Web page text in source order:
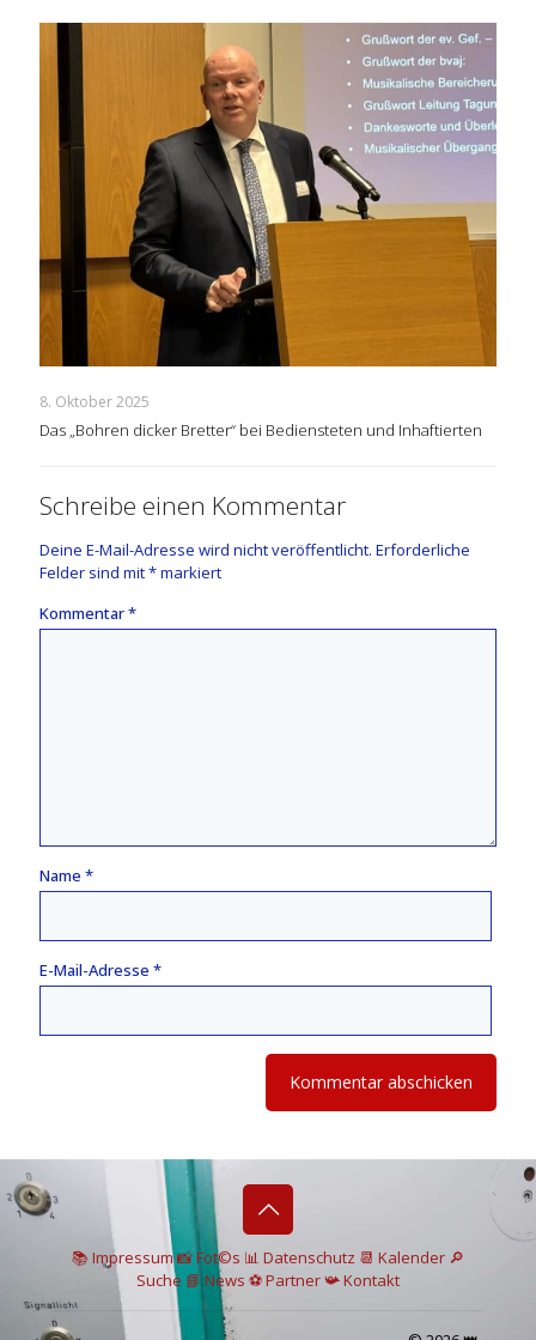
8. Oktober 2025
Das „Bohren dicker Bretter“ bei Bediensteten und Inhaftierten
Schreibe einen Kommentar
Deine E-Mail-Adresse wird nicht veröffentlicht. Erforderliche
Felder sind mit*markiert
Kommentar*
Name *
E-Mail-Adresse *
📚 Impressum📸Fot©s 📊 Datenschutz 📆 Kalender 🔎
Suche 📘 News ⚽Partner📯Kontakt